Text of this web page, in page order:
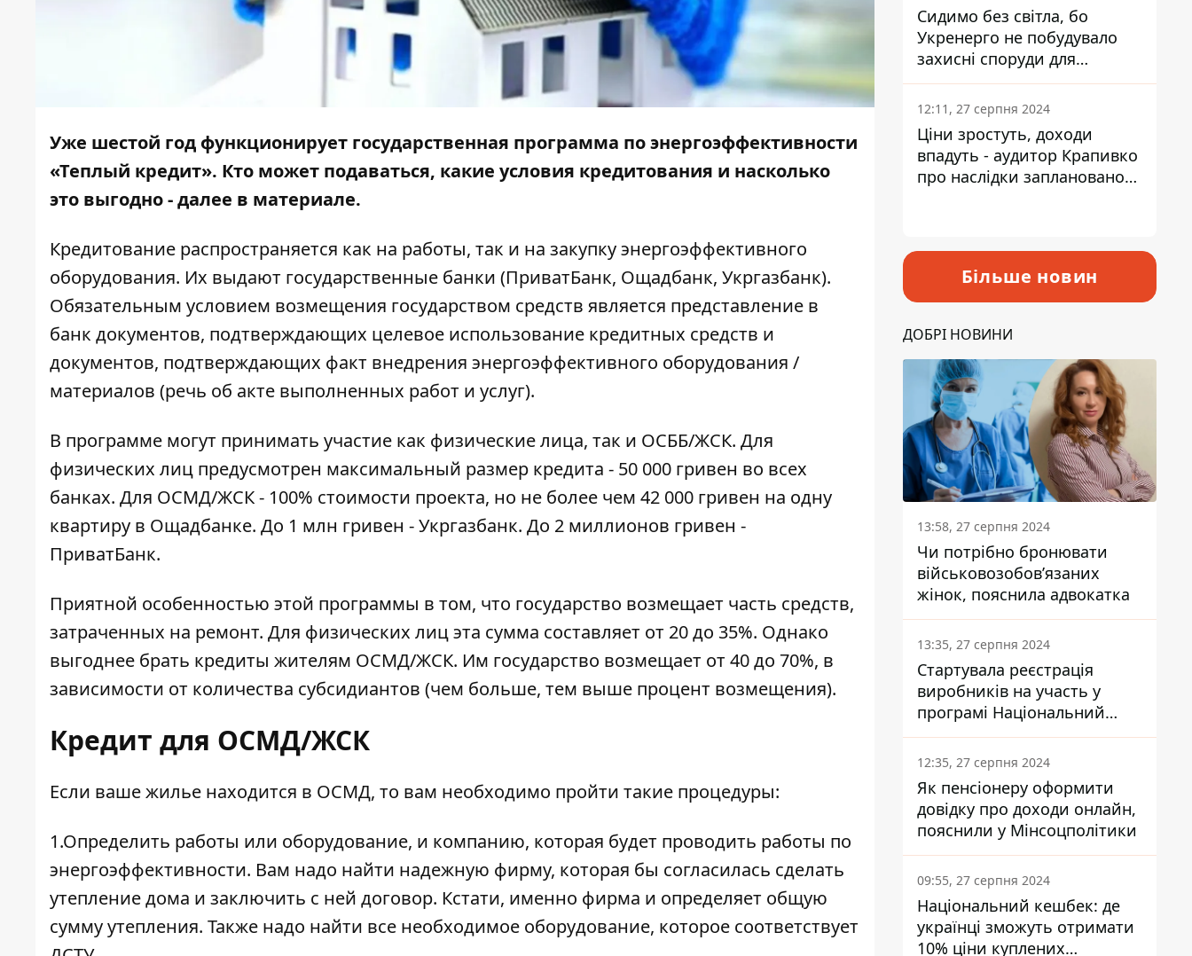
Уже шестой год функционирует государственная программа по энергоэффективности
«Теплый кредит». Кто может подаваться, какие условия кредитования и насколько
это выгодно - далее в материале.
Кредитование распространяется как на работы, так и на закупку энергоэффективного
оборудования. Их выдают государственные банки (ПриватБанк, Ощадбанк, Укргазбанк).
Обязательным условием возмещения государством средств является представление в
банк документов, подтверждающих целевое использование кредитных средств и
документов, подтверждающих факт внедрения энергоэффективного оборудования /
материалов (речь об акте выполненных работ и услуг).
В программе могут принимать участие как физические лица, так и ОСББ/ЖСК. Для
физических лиц предусмотрен максимальный размер кредита - 50 000 гривен во всех
банках. Для ОСМД/ЖСК - 100% стоимости проекта, но не более чем 42 000 гривен на одну
квартиру в Ощадбанке. До 1 млн гривен - Укргазбанк. До 2 миллионов гривен -
ПриватБанк.
Приятной особенностью этой программы в том, что государство возмещает часть средств,
затраченных на ремонт. Для физических лиц эта сумма составляет от 20 до 35%. Однако
выгоднее брать кредиты жителям ОСМД/ЖСК. Им государство возмещает от 40 до 70%, в
зависимости от количества субсидиантов (чем больше, тем выше процент возмещения).
Кредит для ОСМД/ЖСК
Если ваше жилье находится в ОСМД, то вам необходимо пройти такие процедуры:
1.Определить работы или оборудование, и компанию, которая будет проводить работы по
энергоэффективности. Вам надо найти надежную фирму, которая бы согласилась сделать
утепление дома и заключить с ней договор. Кстати, именно фирма и определяет общую
сумму утепления. Также надо найти все необходимое оборудование, которое соответствует
Сидимо без світла, бо
Укренерго не побудувало
захисні споруди для
енергетики - нардеп
Кучеренко
12:11, 27 серпня 2024
Ціни зростуть, доходи
впадуть - аудитор Крапивко
про наслідки запланованого
Більше новин
ДОБРІ НОВИНИ
13:58, 27 серпня 2024
Чи потрібно бронювати
військовозобов’язаних
жінок, пояснила адвокатка
13:35, 27 серпня 2024
Стартувала реєстрація
виробників на участь у
програмі Національний
кешбек: як це зробити
через портал Дія
12:35, 27 серпня 2024
Як пенсіонеру оформити
довідку про доходи онлайн,
пояснили у Мінсоцполітики
09:55, 27 серпня 2024
Національний кешбек: де
українці зможуть отримати
10% ціни куплених